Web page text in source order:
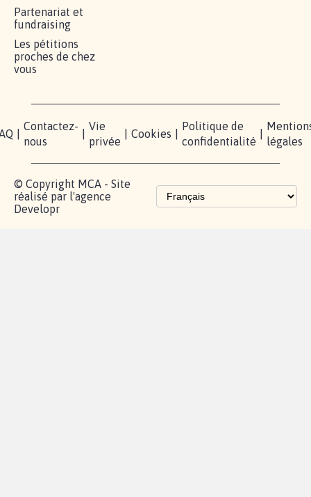
Partenariat et
fundraising
Les pétitions
proches de chez
vous
Contactez-
nous
Vie
privée
Cookies
Politique de
confidentialité
légales
© Copyright MCA - Site
réalisé par l'agence
Developr